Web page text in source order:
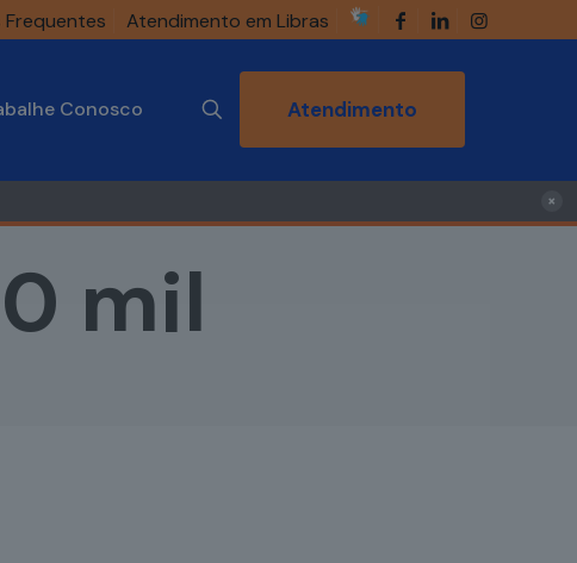
Frequentes Atendimento em Libras
Conosco Atendimento
×
mil